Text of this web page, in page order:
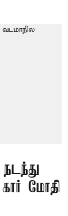
மோதி